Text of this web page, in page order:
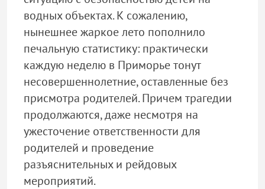
водных объектах. К сожалению,
нынешнее жаркое лето пополнило
печальную статистику: практически
каждую неделю в Приморье тонут
несовершеннолетние, оставленные без
присмотра родителей. Причем трагедии
продолжаются, даже несмотря на
ужесточение ответственности для
родителей и проведение
разъяснительных и рейдовых
мероприятий.